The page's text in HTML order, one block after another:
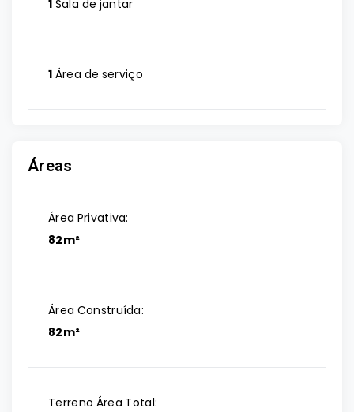
1 Sala de jantar
1 Área de serviço
Áreas
Área Privativa:
82m²
Área Construída:
82m²
Terreno Área Total: